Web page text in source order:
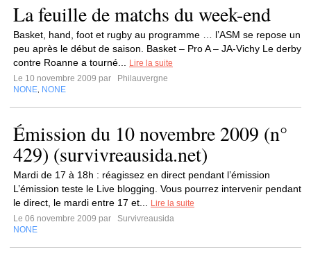
La feuille de matchs du week-end
Basket, hand, foot et rugby au programme … l’ASM se repose un
peu après le début de saison. Basket – Pro A – JA-Vichy Le derby
contre Roanne a tourné...
Lire la suite
Le 10 novembre 2009 par
Philauvergne
NONE NONE
Émission du 10 novembre 2009 (n°
429) (survivreausida.net)
Mardi de 17 à 18h : réagissez en direct pendant l’émission
L’émission teste le Live blogging. Vous pourrez intervenir pendant
le direct, le mardi entre 17 et...
Lire la suite
Le 06 novembre 2009 par
Survivreausida
NONE